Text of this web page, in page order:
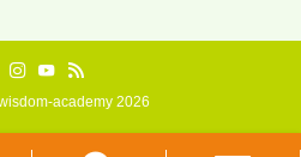
academy 2026